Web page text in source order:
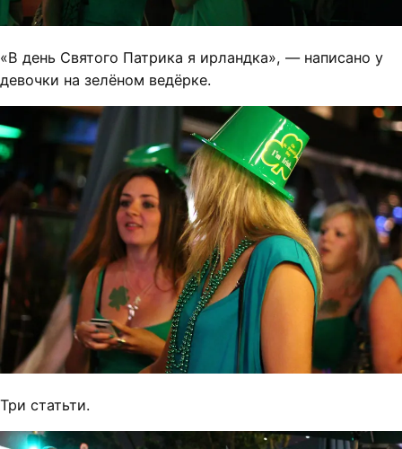
«В день Святого Патрика я ирландка», — написано у
девочки на зелёном ведёрке.
Три статьти.